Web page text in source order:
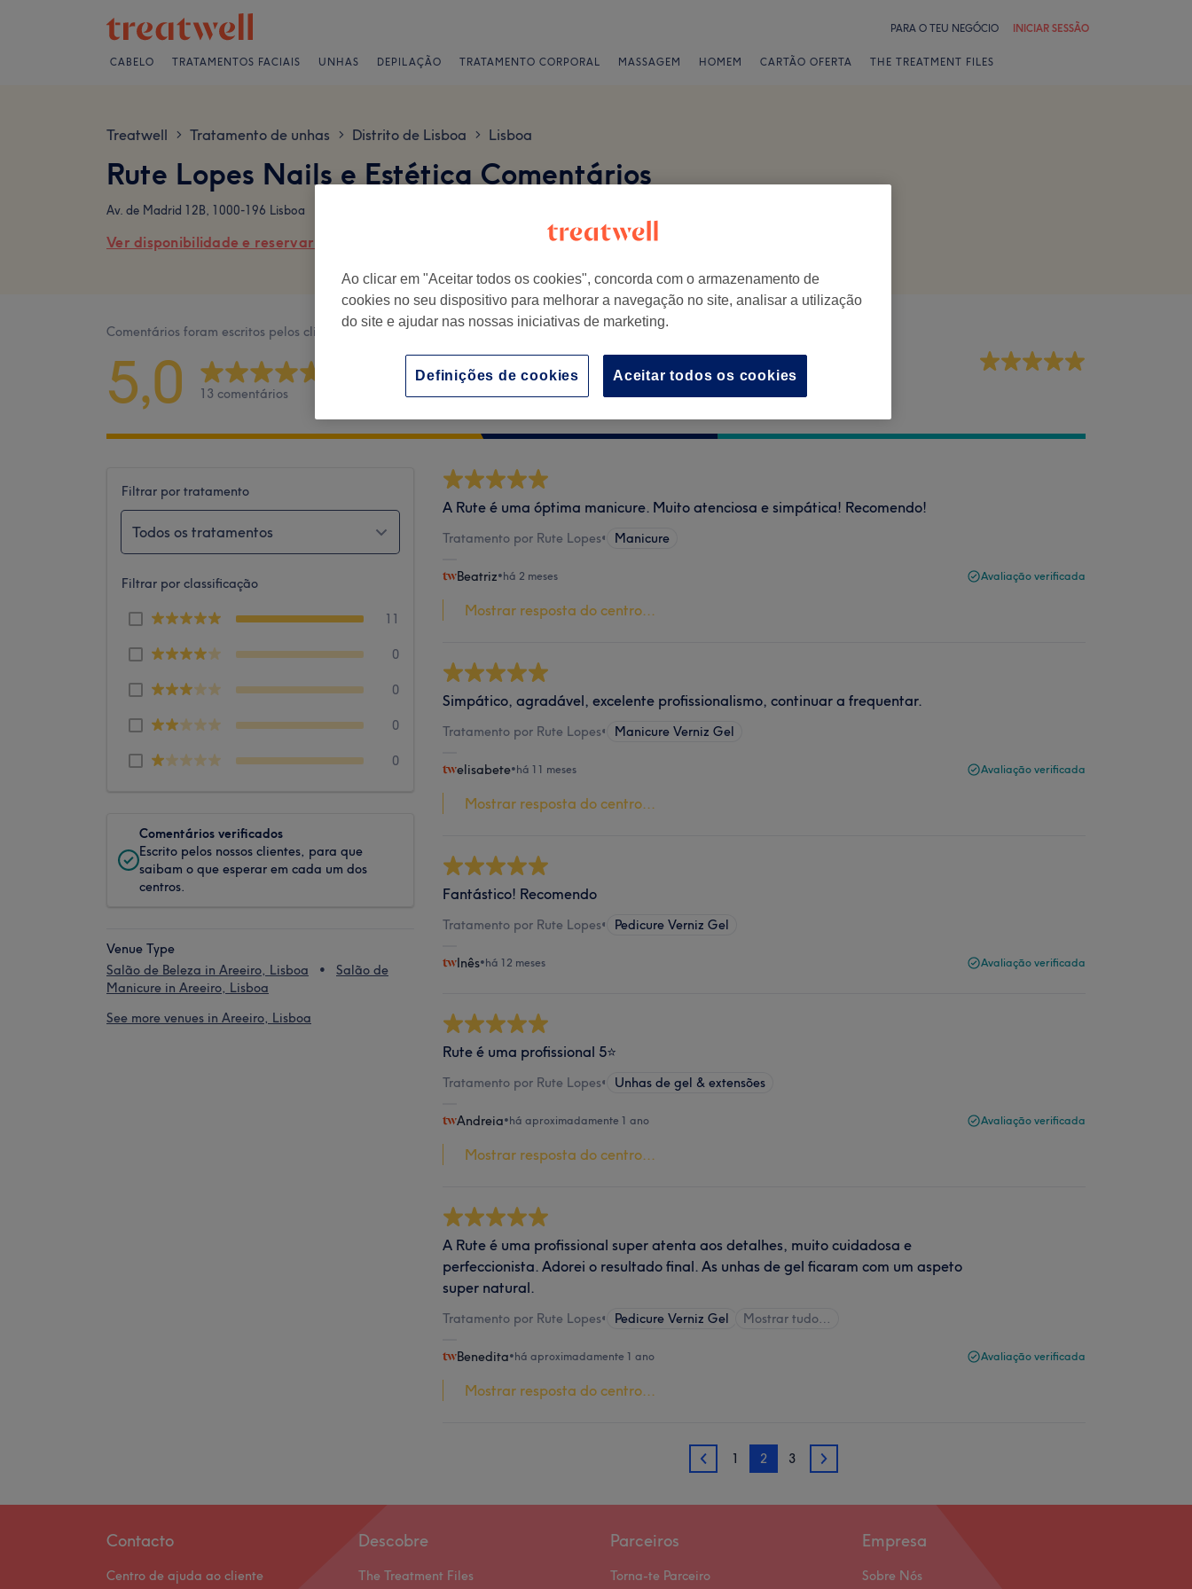
PARA O TEU NEGÓCIO INICIAR SESSÃO
CABELO TRATAMENTOS FACIAIS UNHAS DEPILAÇÃO TRATAMENTO CORPORAL MASSAGEM HOMEM CARTÃO OFERTA THE TREATMENT FILES
Treatwell > Tratamento de unhas > Distrito de Lisboa > Lisboa
Rute Lopes Nails e Estética Comentários
Av. de Madrid 12B, 1000-196 Lisboa
Ver disponibilidade e reservar online
Comentários foram escritos pelos clientes após a visita.
5,0 13 comentários Limpeza
Empregados
Filtrar por tratamento
Todos os tratamentos
Filtrar por classificação
11
0
0
0
0
Comentários verificados
Escrito pelos nossos clientes, para que
saibam o que esperar em cada um dos
centros.
Venue Type
Salão de Beleza in Areeiro, Lisboa
Salão de
Manicure in Areeiro, Lisboa
See more venues in Areeiro, Lisboa
A Rute é uma óptima manicure. Muito atenciosa e simpática! Recomendo!
Tratamento por Rute Lopes• Manicure
Beatriz•há 2 meses Avaliação verificada
Mostrar resposta do centro...
Simpático, agradável, excelente profissionalismo, continuar a frequentar.
Tratamento por Rute Lopes• Manicure Verniz Gel
elisabete•há 11 meses Avaliação verificada
Mostrar resposta do centro...
Fantástico! Recomendo
Tratamento por Rute Lopes• Pedicure Verniz Gel
Inês•há 12 meses Avaliação verificada
Rute é uma profissional 5⭐️
Tratamento por Rute Lopes• Unhas de gel & extensões
Andreia•há aproximadamente 1 ano Avaliação verificada
Mostrar resposta do centro...
A Rute é uma profissional super atenta aos detalhes, muito cuidadosa e
perfeccionista. Adorei o resultado final. As unhas de gel ficaram com um aspeto
super natural.
Tratamento por Rute Lopes• Pedicure Verniz Gel Mostrar tudo…
Benedita•há aproximadamente 1 ano Avaliação verificada
Mostrar resposta do centro...
1 1 2 3 3
Contacto
Centro de ajuda ao cliente
Descobre
The Treatment Files
Parceiros
Torna-te Parceiro
Empresa
Sobre Nós
Ao clicar em "Aceitar todos os cookies", concorda com o armazenamento de
cookies no seu dispositivo para melhorar a navegação no site, analisar a utilização
do site e ajudar nas nossas iniciativas de marketing.
Aceitar todos os cookies
Definições de cookies